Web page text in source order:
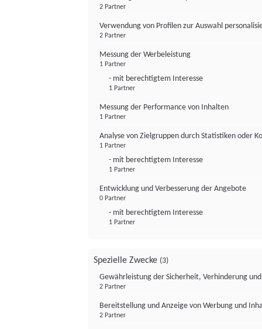
2 Partner
Verwendung von Profilen zur Auswahl
2 Partner
Messung der Werbeleistung
1 Partner
- mit berechtigtem Interesse
1 Partner
Messung der Performance von Inhalten
1 Partner
Analyse von Zielgruppen durch Statistiken oder
1 Partner
- mit berechtigtem Interesse
1 Partner
Entwicklung und Verbesserung der Angebote
0 Partner
- mit berechtigtem Interesse
1 Partner
Spezielle Zwecke (3)
Gewährleistung der Sicherheit, Verhinderung
2 Partner
Bereitstellung und Anzeige von Werbung und
2 Partner